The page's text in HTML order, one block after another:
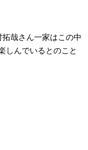
哉さん一家はこの中
しんでいるとのこと